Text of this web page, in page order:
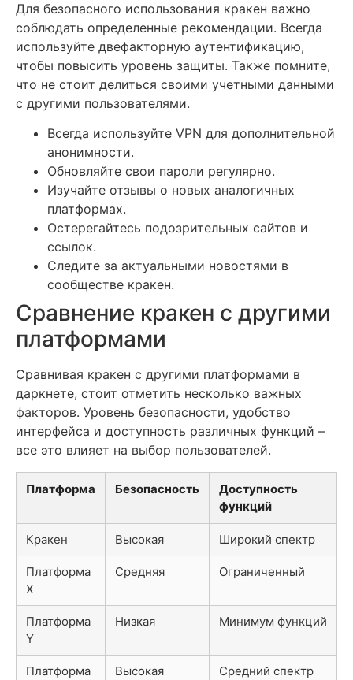
Для безопасного использования кракен важно
соблюдать определенные рекомендации. Всегда
используйте двефакторную аутентификацию,
чтобы повысить уровень защиты. Также помните,
что не стоит делиться своими учетными данными
с другими пользователями.
Всегда используйте VPN для дополнительной
анонимности.
Обновляйте свои пароли регулярно.
Изучайте отзывы о новых аналогичных
платформах.
Остерегайтесь подозрительных сайтов и
ссылок.
Следите за актуальными новостями в
сообществе кракен.
Сравнение кракен с другими
платформами
Сравнивая кракен с другими платформами в
даркнете, стоит отметить несколько важных
факторов. Уровень безопасности, удобство
интерфейса и доступность различных функций –
все это влияет на выбор пользователей.
Платформа Безопасность
Доступность
функций
Кракен Высокая Широкий спектр
Платформа
X
Средняя Ограниченный
Платформа
Y
Низкая Минимум функций
Платформа
Высокая Средний спектр